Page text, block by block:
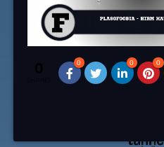
0 0 0 0